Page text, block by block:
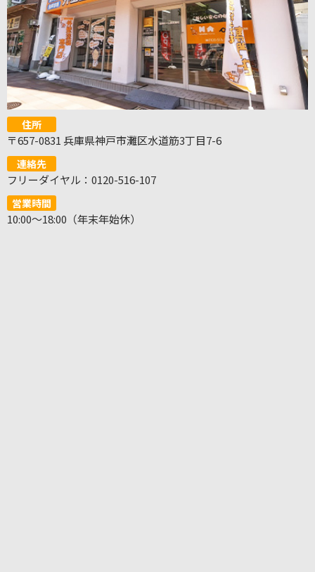
住所
〒657-0831 兵庫県神戸市灘区水道筋3丁目7-6
連絡先
フリーダイヤル：0120-516-107
営業時間
10:00～18:00（年末年始休）